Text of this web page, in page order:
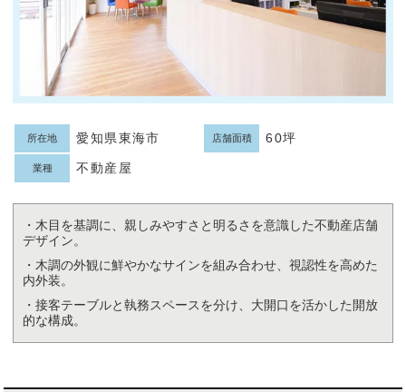
所在地 愛知県東海市 店舗面積 60坪
業種 不動産屋
・木目を基調に、親しみやすさと明るさを意識した不動産店舗
デザイン。
・木調の外観に鮮やかなサインを組み合わせ、視認性を高めた
内外装。
・接客テーブルと執務スペースを分け、大開口を活かした開放
的な構成。